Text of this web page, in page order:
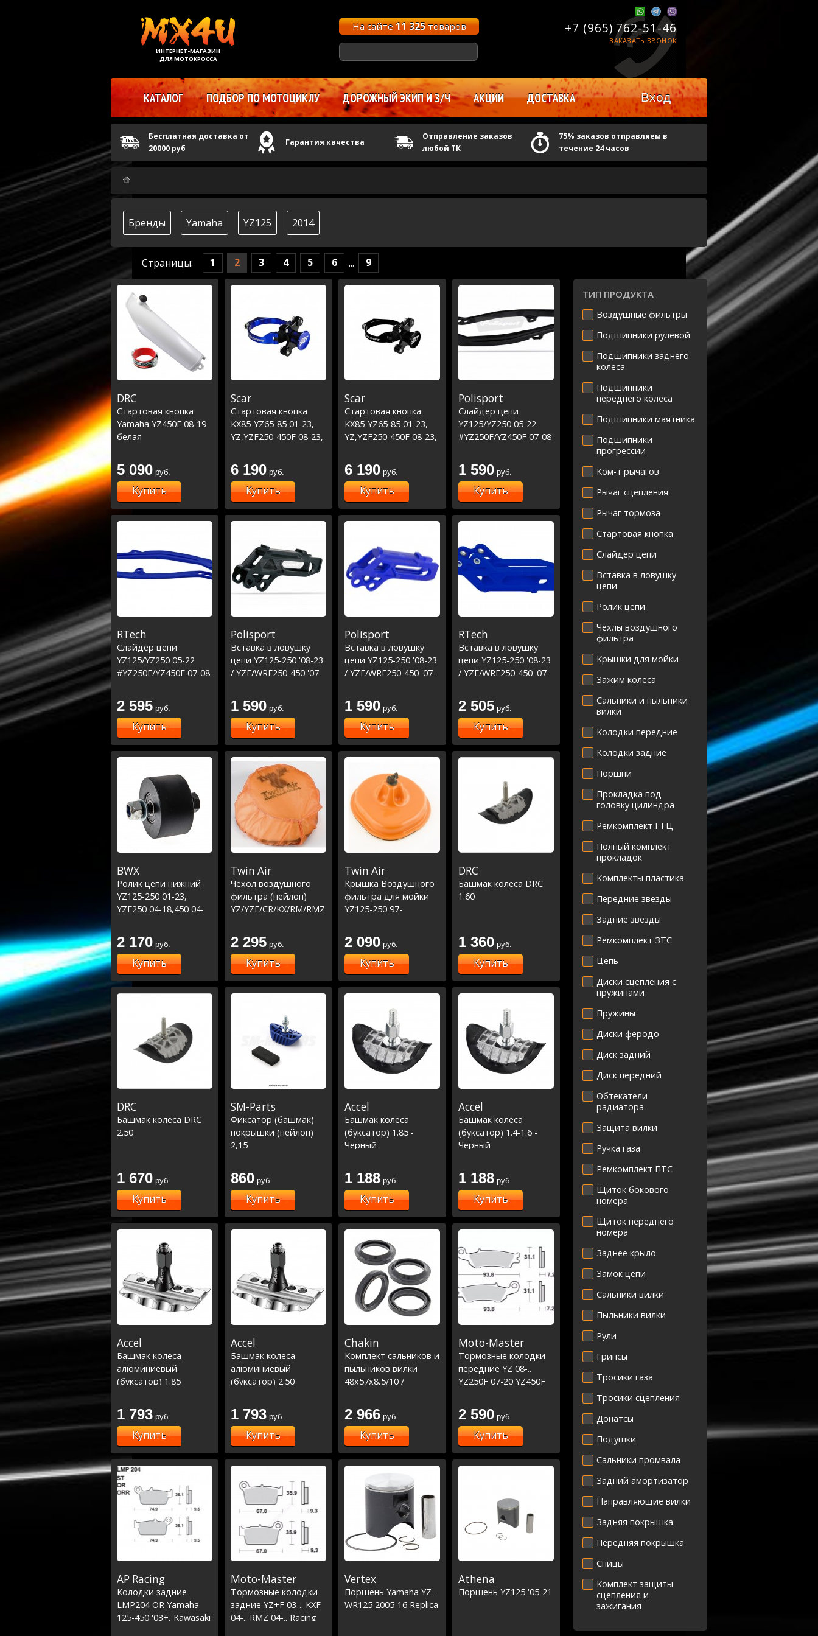
Бренды Yamaha YZ125 2014
Страницы: 1 2 3 4 5 6 ... 9
DRC
Стартовая кнопка
Yamaha YZ450F 08-19
белая
5 090 руб.
Купить
Scar
Стартовая кнопка
KX85-YZ65-85 01-23,
YZ,YZF250-450F 08-23,
6 190 руб.
Купить
Scar
Стартовая кнопка
KX85-YZ65-85 01-23,
YZ,YZF250-450F 08-23,
6 190 руб.
Купить
Polisport
Слайдер цепи
YZ125/YZ250 05-22
#YZ250F/YZ450F 07-08
/WRF250 07-14 черный
1 590 руб.
Купить
RTech
Слайдер цепи
YZ125/YZ250 05-22
#YZ250F/YZ450F 07-08
/WRF250 07-14 Синий
2 595 руб.
Купить
Polisport
Вставка в ловушку
цепи YZ125-250 '08-23
/ YZF/WRF250-450 '07-
1 590 руб.
Купить
Polisport
Вставка в ловушку
цепи YZ125-250 '08-23
/ YZF/WRF250-450 '07-
1 590 руб.
Купить
RTech
Вставка в ловушку
цепи YZ125-250 '08-23
/ YZF/WRF250-450 '07-
2 505 руб.
Купить
BWX
Ролик цепи нижний
YZ125-250 01-23,
YZF250 04-18,450 04-
00-04,CRF250 04,
CRF450 02-04 (79-
5007)
2 170 руб.
Купить
Twin Air
Чехол воздушного
фильтра (нейлон)
YZ/YZF/CR/KX/RM/RMZ
2 295 руб.
Купить
Twin Air
Крышка Воздушного
фильтра для мойки
YZ125-250 97-
13,YZ450F 03-09
2 090 руб.
Купить
DRC
Башмак колеса DRC
1.60
1 360 руб.
Купить
DRC
Башмак колеса DRC
2.50
1 670 руб.
Купить
SM-Parts
Фиксатор (башмак)
покрышки (нейлон)
2,15
860 руб.
Купить
Accel
Башмак колеса
(буксатор) 1.85 -
Черный
1 188 руб.
Купить
Accel
Башмак колеса
(буксатор) 1.4-1.6 -
Черный
1 188 руб.
Купить
Accel
Башмак колеса
алюминиевый
(буксатор) 1.85
1 793 руб.
Купить
Accel
Башмак колеса
алюминиевый
(буксатор) 2.50
1 793 руб.
Купить
Chakin
Комплект сальников и
пыльников вилки
48x57x8,5/10 /
450 17-22 # TC250 10-
22, TC125 18-21,
FC250-450 18-22 #
EC250 15-19, EC300 13-
19 # YZ,YZF 125-450
04-22 #CRF250 10-14,
CRF450 09-12 # KXF250
04-22, KXF450 07-12 #
RMZ250 04-22, RMZ4
2 966 руб.
Купить
Moto-Master
Тормозные колодки
передние YZ 08-..
YZ250F 07-20 YZ450F
2 590 руб.
Купить
AP Racing
Колодки задние
LMP204 OR Yamaha
125-450 '03+, Kawasaki
Moto-Master
Тормозные колодки
задние YZ+F 03-.. KXF
04-.. RMZ 04-.. Racing
Vertex
Поршень Yamaha YZ-
WR125 2005-16 Replica
Athena
Поршень YZ125 '05-21
ТИП ПРОДУКТА
Воздушные фильтры
Подшипники рулевой
Подшипники заднего
колеса
Подшипники
переднего колеса
Подшипники маятника
Подшипники
прогрессии
Ком-т рычагов
Рычаг сцепления
Рычаг тормоза
Стартовая кнопка
Слайдер цепи
Вставка в ловушку
цепи
Ролик цепи
Чехлы воздушного
фильтра
Крышки для мойки
Зажим колеса
Сальники и пыльники
вилки
Колодки передние
Колодки задние
Поршни
Прокладка под
головку цилиндра
Ремкомплект ГТЦ
Полный комплект
прокладок
Комплекты пластика
Передние звезды
Задние звезды
Ремкомплект ЗТС
Цепь
Диски сцепления с
пружинами
Пружины
Диски феродо
Диск задний
Диск передний
Обтекатели
радиатора
Защита вилки
Ручка газа
Ремкомплект ПТС
Щиток бокового
номера
Щиток переднего
номера
Заднее крыло
Замок цепи
Сальники вилки
Пыльники вилки
Рули
Грипсы
Тросики газа
Тросики сцепления
Донатсы
Подушки
Сальники промвала
Задний амортизатор
Направляющие вилки
Задняя покрышка
Передняя покрышка
Спицы
Комплект защиты
сцепления и
зажигания
ИНТЕРНЕТ-МАГАЗИН
ДЛЯ МОТОКРОССА
На сайте11 325товаров +7 (965) 762-51-46
ЗАКАЗАТЬ ЗВОНОК
КАТАЛОГ ПОДБОР ПО МОТОЦИКЛУ ДОРОЖНЫЙ ЭКИП И З/Ч АКЦИИ ДОСТАВКА Вход
Бесплатная доставка от
20000 руб
Гарантия качества
Отправление заказов
любой ТК
75% заказов отправляем в
течение 24 часов